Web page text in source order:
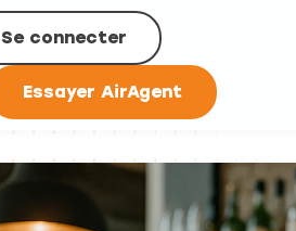
Se connecter
Essayer AirAgent